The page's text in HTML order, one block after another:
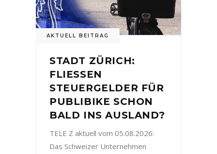
AKTUELL BEITRAG
STADT ZÜRICH:
FLIESSEN
STEUERGELDER FÜR
PUBLIBIKE SCHON
BALD INS AUSLAND?
TELE Z aktuell vom 05.08.2026:
Das Schweizer Unternehmen